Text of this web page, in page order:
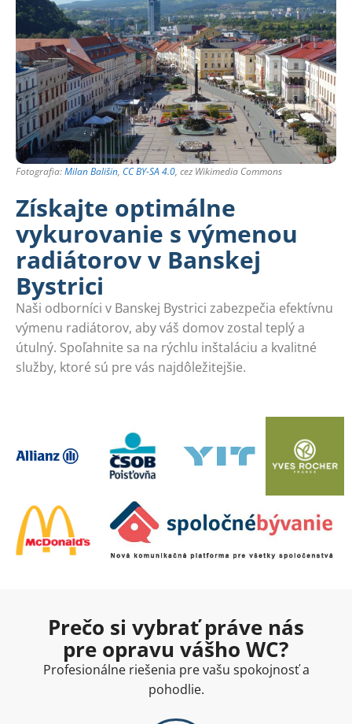
Fotografia:Milan Bališin, CC BY-SA 4.0, cez Wikimedia Commons
Získajte optimálne
vykurovanie s výmenou
radiátorov v Banskej
Bystrici
Naši odborníci v Banskej Bystrici zabezpečia efektívnu
výmenu radiátorov, aby váš domov zostal teplý a
útulný. Spoľahnite sa na rýchlu inštaláciu a kvalitné
služby, ktoré sú pre vás najdôležitejšie.
Prečo si vybrať práve nás
pre opravu vášho WC?
Profesionálne riešenia pre vašu spokojnosť a
pohodlie.